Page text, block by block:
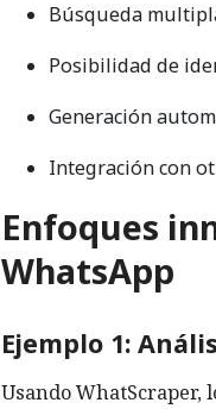
Búsqueda
Posibilidad de
Generación
Integración con
Enfoques
WhatsApp
Ejemplo 1:
Usando WhatScraper,